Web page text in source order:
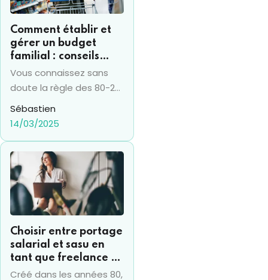
Comment établir et
gérer un budget
familial : conseils
pratiques et la règle
du 50-20-30
Vous connaissez sans
doute la règle des 80-20
et la fameuse loi de
Pareto. Mais savez-vous
qu'il existe aussi la règle
domaine de la gestion
du budget familial ? On
peut considérer la
gestion d'un budget
d'une entreprise, ce n'est
pas loufoque, et il est
donc logique d'y trouver
Sébastien
14/03/2025
Choisir entre portage
salarial et sasu en
tant que freelance :
comparez les statuts
Créé dans les années 80,